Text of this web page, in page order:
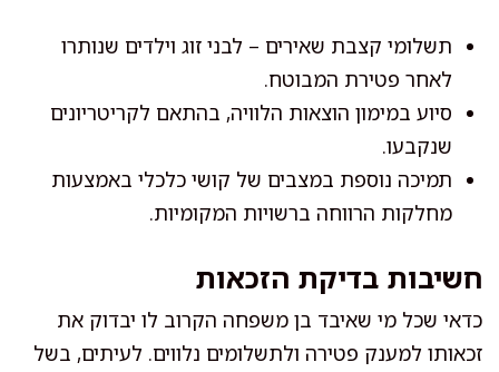
תשלומי קצבת שאירים – לבני זוג וילדים שנותרו
לאחר פטירת המבוטח.
סיוע במימון הוצאות הלוויה, בהתאם לקריטריונים
שנקבעו.
תמיכה נוספת במצבים של קושי כלכלי באמצעות
מחלקות הרווחה ברשויות המקומיות.
חשיבות בדיקת הזכאות
כדאי שכל מי שאיבד בן משפחה הקרוב לו יבדוק את
זכאותו למענק פטירה ולתשלומים נלווים. לעיתים, בשל